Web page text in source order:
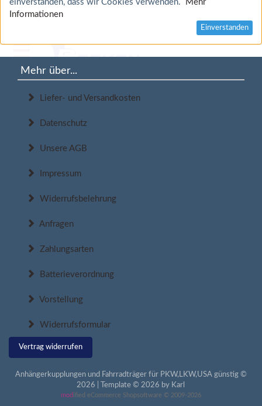
einverstanden, dass wir Cookies verwenden.
Mehr
Informationen
Einverstanden
Mehr über...
Liefer- und Versandkosten
Datenschutz
Unsere AGB
Impressum
Widerrufsbelehrung
Anfragen
Zahlungsarten
Batterieverordnung
Vorstellung
Widerrufsformular
Vertrag widerrufen
Anhängerkupplungen und Fahrradträger für PKW,LKW,USA günstig ©
2026 | Template © 2026 by Karl
mod ified eCommerce Shopsoftware © 2009-2026